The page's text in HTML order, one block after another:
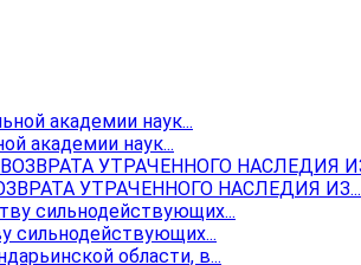
академии наук...
УТРАЧЕННОГО НАСЛЕДИЯ ИЗ...
сильнодействующих...